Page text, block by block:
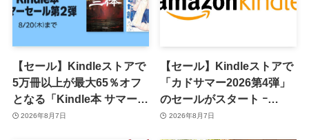
【セール】Kindleストアで
5万冊以上が最大65％オフ
となる「Kindle本 サマーセ
ール第2弾」がスタート
2026年8月7日
【セール】Kindleストアで
「カドサマー2026第4弾」
のセールがスタート ｰ
KADOKAWAのKindle本
2026年8月7日